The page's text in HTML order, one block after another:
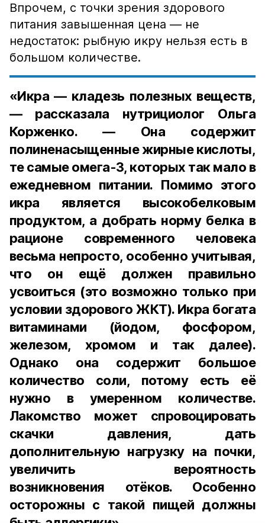
Впрочем, с точки зрения здорового
питания завышенная цена — не
недостаток: рыбную икру нельзя есть в
большом количестве.
«Икра — кладезь полезных веществ,
— рассказала нутрициолог Ольга
Корженко. — Она содержит
полиненасыщенные жирные кислоты,
те самые омега-3, которых так мало в
ежедневном питании. Помимо этого
икра является высокобелковым
продуктом, а добрать норму белка в
рационе современного человека
весьма непросто, особенно учитывая,
что он ещё должен правильно
усвоиться (это возможно только при
условии здорового ЖКТ). Икра богата
витаминами (йодом, фосфором,
железом, хромом и так далее).
Однако она содержит большое
количество соли, потому есть её
нужно в умеренном количестве.
Лакомство может спровоцировать
скачки давления, дать
дополнительную нагрузку на почки,
увеличить вероятность
возникновения отёков. Особенно
осторожны с такой пищей должны